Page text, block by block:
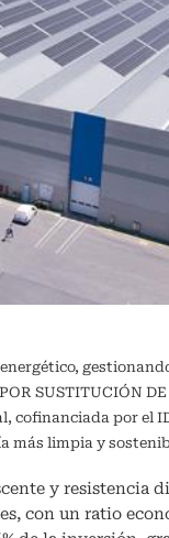
SUSTITUCIÓN
cofinanciada por el
limpia y
y resistencia
con un ratio